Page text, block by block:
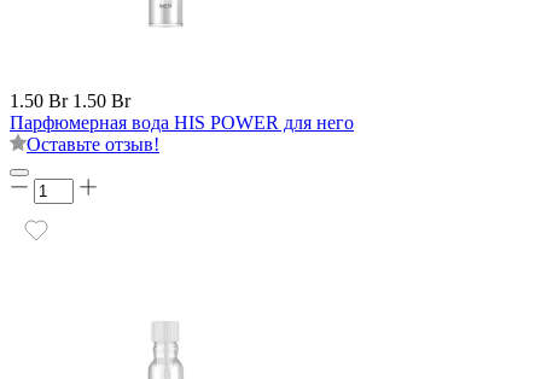
1.50 Br 1.50 Br
Парфюмерная вода HIS POWER для него
Оставьте отзыв!